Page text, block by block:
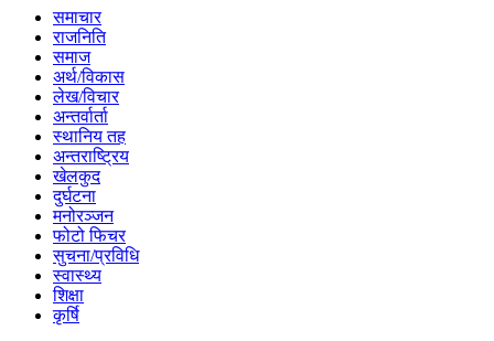
समाचार
राजनिति
समाज
अर्थ/विकास
लेख/विचार
अन्तर्वार्ता
स्थानिय तह
अन्तराष्ट्रिय
खेलकुद
दुर्घटना
मनोरञ्जन
फोटो फिचर
सुचना/प्रविधि
स्वास्थ्य
शिक्षा
कृर्षि